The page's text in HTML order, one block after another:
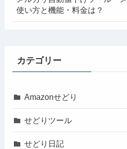
使い方と機能・料金は？
カテゴリー
Amazonせどり
せどりツール
せどり日記